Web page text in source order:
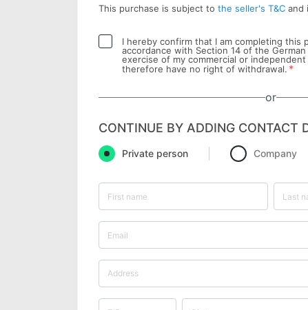
This purchase is subject to the seller's T&C and
I hereby confirm that I am completing this
accordance with Section 14 of the German
exercise of my commercial or
therefore have no right of withdrawal. *
or
CONTINUE BY ADDING CONTACT
Private person Company